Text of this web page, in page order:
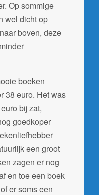
Op sommige
wel dicht op
boven, deze
boeken
38 euro. Het was
bij zat,
goedkoper
een groot
zagen er nog
en toe een boek
er soms een